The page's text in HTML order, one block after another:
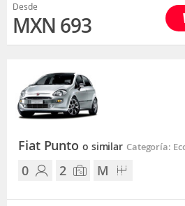
Desde
MXN 693
Fiat Punto o similar Categoría:
0 2 M